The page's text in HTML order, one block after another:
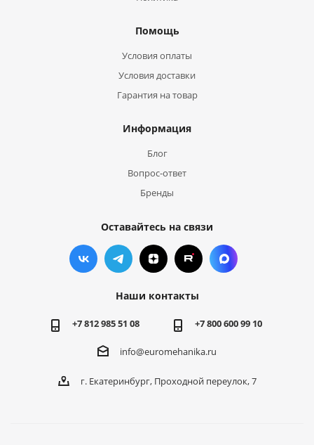
Помощь
Условия оплаты
Условия доставки
Гарантия на товар
Информация
Блог
Вопрос-ответ
Бренды
Оставайтесь на связи
Наши контакты
+7 812 985 51 08 +7 800 600 99 10
info@euromehanika.ru
г. Екатеринбург, Проходной переулок, 7